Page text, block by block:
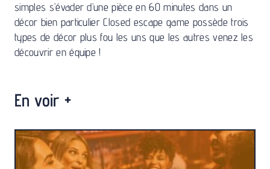
simples s’évader d’une pièce en 60 minutes dans un
décor bien particulier Closed escape game possède trois
types de décor plus fou les uns que les autres venez les
découvrir en équipe !
En voir +